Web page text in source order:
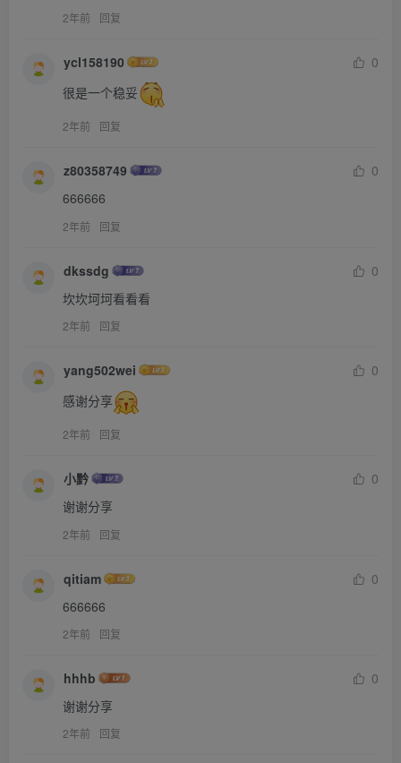
2年前 回复
ycl158190
0
很是一个稳妥
2年前 回复
z80358749
0
666666
2年前 回复
dkssdg
0
坎坎坷坷看看看
2年前 回复
yang502wei
0
感谢分享
2年前 回复
小黔
0
谢谢分享
2年前 回复
qitiam
0
666666
2年前 回复
hhhb
0
谢谢分享
2年前 回复